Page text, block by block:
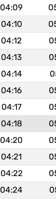
04:09
04:10
04:12
04:13
04:14
04:16
04:17
04:18
04:20
04:21
04:22
04:24